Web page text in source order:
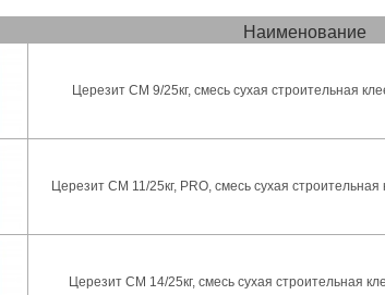
Наименование
Церезит CM 9/25кг, смесь сухая строительная
Церезит CM 11/25кг, PRO, смесь сухая
Церезит CM 14/25кг, смесь сухая строительная